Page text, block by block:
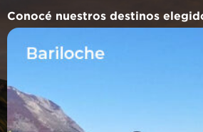
Conocé nuestros destinos